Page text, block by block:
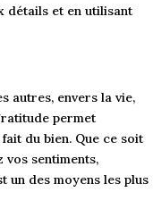
détails et en utilisant
autres, envers la vie,
permet
du bien. Que ce soit
vos sentiments,
un des moyens les plus